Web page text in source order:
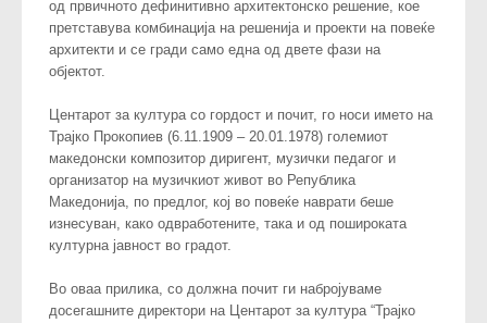
од првичното дефинитивно архитектонско решение, кое
претставува комбинација на решенија и проекти на повеќе
архитекти и се гради само една од двете фази на
објектот.
Центарот за култура со гордост и почит, го носи името на
Трајко Прокопиев (6.11.1909 – 20.01.1978) големиот
македонски композитор диригент, музички педагог и
организатор на музичкиот живот во Република
Македонија, по предлог, кој во повеќе наврати беше
изнесуван, како одвработените, така и од пошироката
културна јавност во градот.
Во оваа прилика, со должна почит ги набројуваме
досегашните директори на Центарот за култура “Трајко